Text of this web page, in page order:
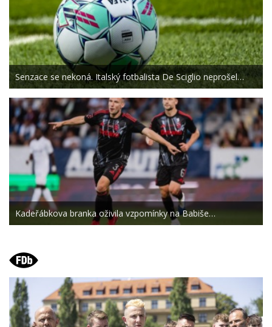
Senzace se nekoná. Italský fotbalista De Sciglio neprošel…
Kadeřábkova branka oživila vzpomínky na Babiše…